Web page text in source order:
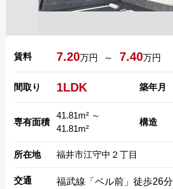
賃料 7.20万円 ～ 7.40万円
間取り 1LDK
専有面積
41.81m² ～
41.81m²
築年月
構造
所在地 福井市江守中２丁目
交通 福武線「ベル前」徒歩26分